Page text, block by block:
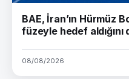
BAE, İran’ın Hürmüz
füzeyle hedef aldığını
08/08/2026